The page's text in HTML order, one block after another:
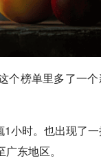
个榜单里多了一个
小时。也出现了
东地区。